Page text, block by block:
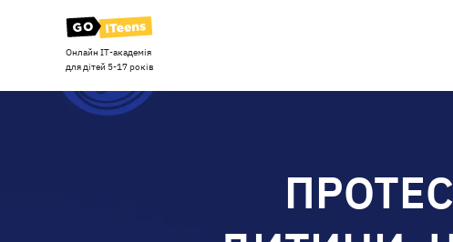
Онлайн ІТ-академія
для дітей 5-17 років